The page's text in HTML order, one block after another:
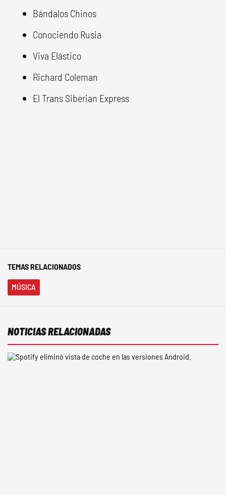
Bándalos Chinos
Conociendo Rusia
Viva Elástico
Richard Coleman
El Trans Siberian Express
TEMAS RELACIONADOS
MÚSICA
NOTICIAS RELACIONADAS